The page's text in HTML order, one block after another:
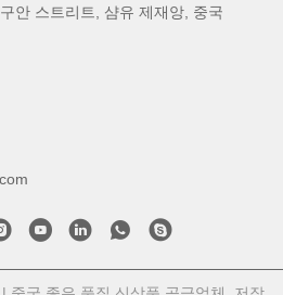
안 스트리트, 샴유 제재앙, 중국